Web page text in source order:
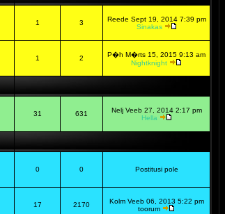
1 3
Reede Sept 19, 2014 7:39 pm
Sinakas
1 2
P�h M�rts 15, 2015 9:13 am
Nightknight
31 631
Nelj Veeb 27, 2014 2:17 pm
Hella
0 0 Postitusi pole
17 2170
Kolm Veeb 06, 2013 5:22 pm
toorum